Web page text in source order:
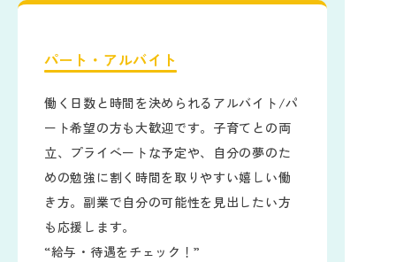
パート・アルバイト
働く日数と時間を決められるアルバイト/パ
ート希望の方も大歓迎です。子育てとの両
立、プライベートな予定や、自分の夢のた
めの勉強に割く時間を取りやすい嬉しい働
き方。副業で自分の可能性を見出したい方
も応援します。
“給与・待遇をチェック！”